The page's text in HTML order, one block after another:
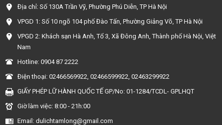
Địa chỉ: Số 130A Trần Vỹ, Phường Phú Diễn, TP Hà Nội
VPGD 1: Số 10 ngõ 104 phố Đào Tấn, Phường Giảng Võ, TP Hà Nội
VPGD 2: Khách sạn Hà Anh, Tổ 3, Xã Đông Anh, Thành phố Hà Nội, Việt
Nam
Hotline: 0904 87 2222
Điện thoại: 02466569922, 02466599922, 02463299922
GIẤY PHÉP LỮ HÀNH QUỐC TẾ GP/No: 01-1284/TCDL- GPLHQT
Giờ làm việc: 8:00 - 21h:00
Email: dulichtamlong@gmail.com